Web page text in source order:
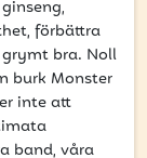
förbättra
bra. Noll
burk Monster
inte att
band, våra